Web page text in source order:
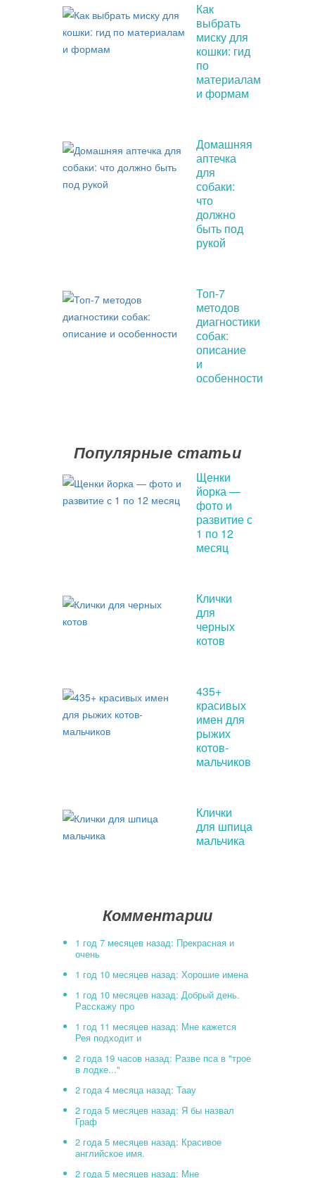
Как
выбрать
миску для
кошки: гид
по
материалам
и формам
Домашняя
аптечка
для
собаки:
что
должно
быть под
рукой
Топ-7
методов
диагностики
собак:
описание
и
особенности
Популярные статьи
Щенки
йорка —
фото и
развитие с
1 по 12
месяц
Клички
для
черных
котов
435+
красивых
имен для
рыжих
котов-
мальчиков
Клички
для шпица
мальчика
Комментарии
1 год 7 месяцев назад: Прекрасная и
очень
1 год 10 месяцев назад: Хорошие имена
1 год 10 месяцев назад: Добрый день.
Расскажу про
1 год 11 месяцев назад: Мне кажется
Рея подходит и
2 года 19 часов назад: Разве пса в "трое
в лодке..."
2 года 4 месяца назад: Таау
2 года 5 месяцев назад: Я бы назвал
Граф
2 года 5 месяцев назад: Красивое
английское имя.
2 года 5 месяцев назад: Мне